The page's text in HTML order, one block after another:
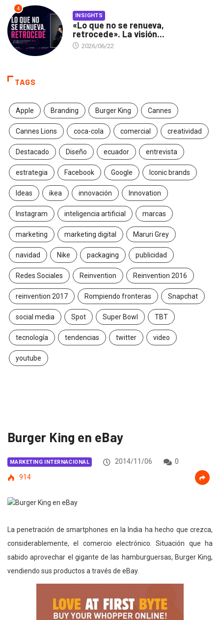
4
INSIGHTS
«Lo que no se renueva,
retrocede». La visión...
2026/06/22
TAGS
Apple Branding Burger King Cannes
Cannes Lions coca-cola comercial creatividad
Destacado Diseño ecuador entrevista
estrategia Facebook Google Iconic brands
Ideas ikea innovación Innovation
Instagram inteligencia artificial marcas
marketing marketing digital Maruri Grey
navidad Nike packaging publicidad
Redes Sociales Reinvention Reinvention 2016
reinvention 2017 Rompiendo fronteras Snapchat
social media Spot Super Bowl TBT
tecnología tendencias twitter video
youtube
Burger King en eBay
MARKETING INTERNACIONAL 2014/11/06
0
914
La penetración de smartphones en la India ha hecho que crezca,
considerablemente, el comercio electrónico. Situación que ha
sabido aprovechar el gigante de las hamburguersas, Burger King,
vendiendo sus productos a través de eBay.